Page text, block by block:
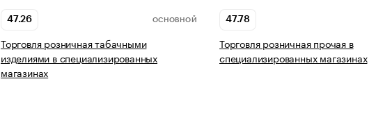
47.26 ОСНОВНОЙ
Торговля розничная табачными
изделиями в специализированных
магазинах
47.78
Торговля розничная прочая в
специализированных магазинах